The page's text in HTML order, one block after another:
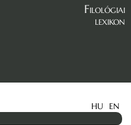
Filológiai
lexikon
HU EN